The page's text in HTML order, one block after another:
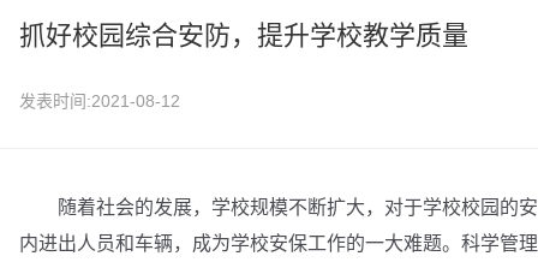
抓好校园综合安防，提升学校教学质量
发表时间:2021-08-12
随着社会的发展，学校规模不断扩大，对于学校校园的
内进出人员和车辆，成为学校安保工作的一大难题。科学管